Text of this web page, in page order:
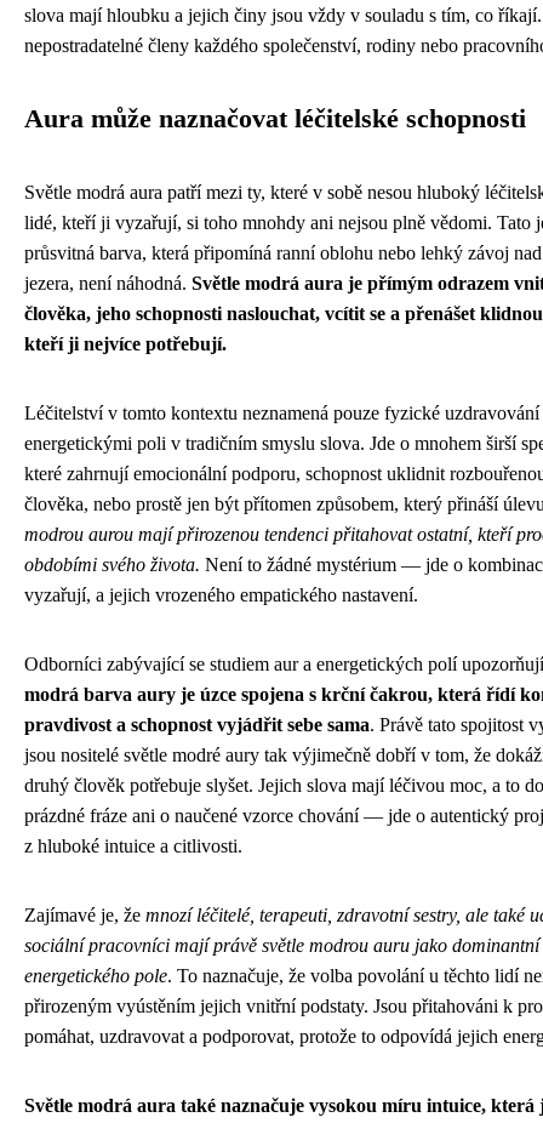
slova mají hloubku a jejich činy jsou vždy v souladu s tím, co
nepostradatelné členy každého společenství, rodiny nebo
Aura může naznačovat léčitelské schopnosti
Světle modrá aura patří mezi ty, které v sobě nesou hluboký
lidé, kteří ji vyzařují, si toho mnohdy ani nejsou plně vědomi. Tato
průsvitná barva, která připomíná ranní oblohu nebo lehký závoj
jezera, není náhodná. Světle modrá aura je přímým odrazem
člověka, jeho schopnosti naslouchat, vcítit se a přenášet
kteří ji nejvíce potřebují.
Léčitelství v tomto kontextu neznamená pouze fyzické uzdravování
energetickými poli v tradičním smyslu slova. Jde o mnohem širší
které zahrnují emocionální podporu, schopnost uklidnit
člověka, nebo prostě jen být přítomen způsobem, který přináší
modrou aurou mají přirozenou tendenci přitahovat ostatní, kteří
obdobími svého života. Není to žádné mystérium — jde o
vyzařují, a jejich vrozeného empatického nastavení.
Odborníci zabývající se studiem aur a energetických polí
modrá barva aury je úzce spojena s krční čakrou, která řídí
pravdivost a schopnost vyjádřit sebe sama. Právě tato spojitost
jsou nositelé světle modré aury tak výjimečně dobří v tom, že
druhý člověk potřebuje slyšet. Jejich slova mají léčivou moc, a to
prázdné fráze ani o naučené vzorce chování — jde o autentický
z hluboké intuice a citlivosti.
Zajímavé je, že mnozí léčitelé, terapeuti, zdravotní sestry, ale také
sociální pracovníci mají právě světle modrou auru jako dominantní
energetického pole. To naznačuje, že volba povolání u těchto lidí
přirozeným vyústěním jejich vnitřní podstaty. Jsou přitahováni k
pomáhat, uzdravovat a podporovat, protože to odpovídá jejich
Světle modrá aura také naznačuje vysokou míru intuice, která